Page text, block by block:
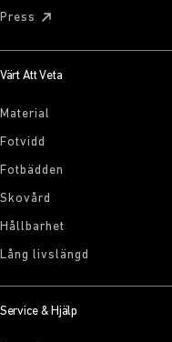
Press
Värt Att Veta
Material
Fotvidd
Fotbädden
Skovård
Hållbarhet
Lång livslängd
Service & Hjälp